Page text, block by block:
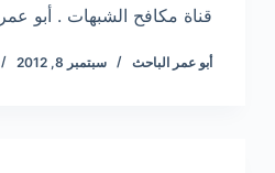
قناة مكافح الشبهات . أبو
أبو عمر الباحث سبتمبر 8, 2012